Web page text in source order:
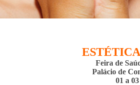
Feira de
Palácio de
01 a